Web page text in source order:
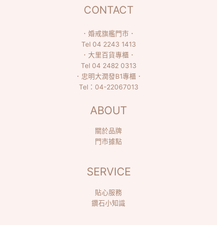
CONTACT
． 婚戒旗艦門市 ．
Tel 04 2243 1413
． 大里百貨專櫃 ．
Tel 04 2482 0313
． 忠明大潤發B1專櫃 ．
Tel： 04-22067013
ABOUT
關於品牌
門市據點
SERVICE
貼心服務
鑽石小知識